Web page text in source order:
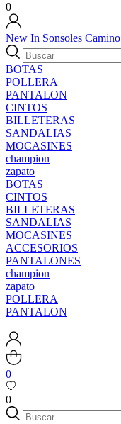
0
New In Sonsoles Camino
BOTAS
POLLERA
PANTALON
CINTOS
BILLETERAS
SANDALIAS
MOCASINES
champion
zapato
BOTAS
CINTOS
BILLETERAS
SANDALIAS
MOCASINES
ACCESORIOS
PANTALONES
champion
zapato
POLLERA
PANTALON
0
0